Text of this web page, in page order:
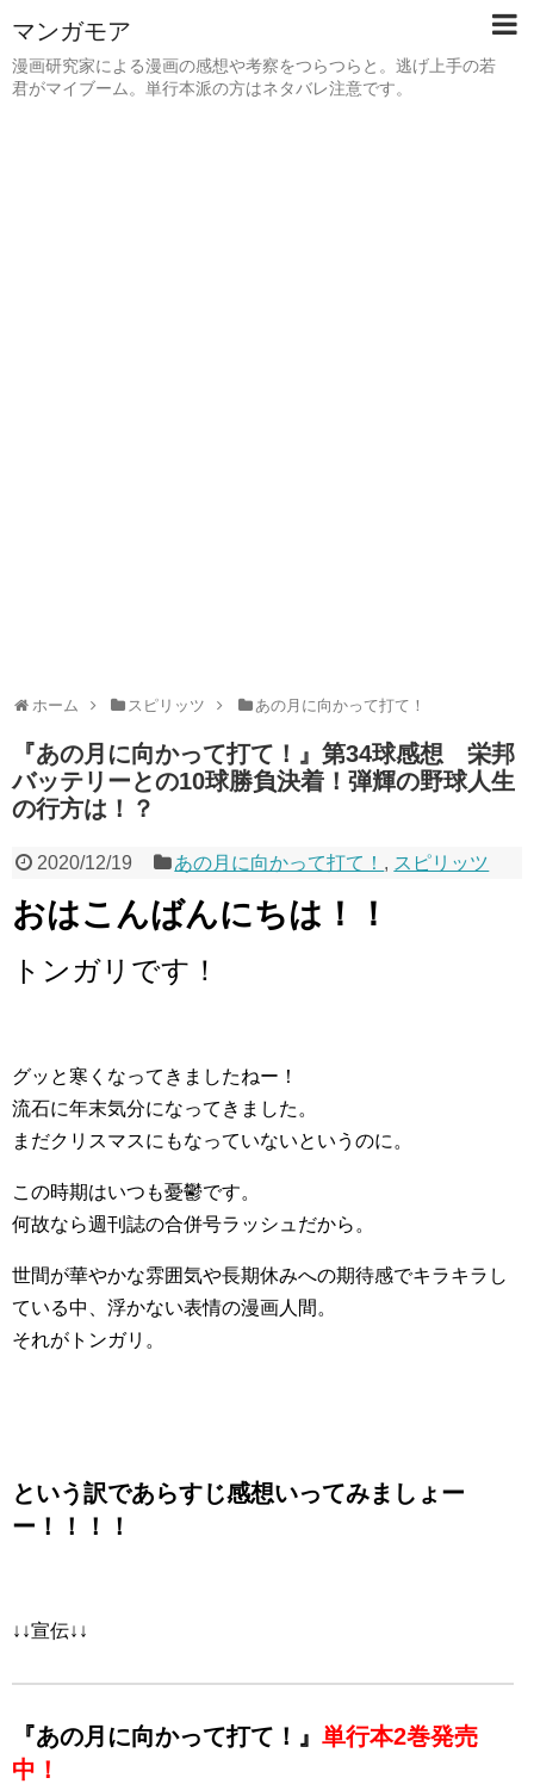
マンガモア
漫画研究家による漫画の感想や考察をつらつらと。逃げ上手の若
君がマイブーム。単行本派の方はネタバレ注意です。
ホーム スピリッツ あの月に向かって打て！
『あの月に向かって打て！』第34球感想 栄邦
バッテリーとの10球勝負決着！弾輝の野球人生
の行方は！？
2020/12/19 あの月に向かって打て！ , スピリッツ
おはこんばんにちは！！
トンガリです！
グッと寒くなってきましたねー！
流石に年末気分になってきました。
まだクリスマスにもなっていないというのに。
この時期はいつも憂鬱です。
何故なら週刊誌の合併号ラッシュだから。
世間が華やかな雰囲気や長期休みへの期待感でキラキラし
ている中、浮かない表情の漫画人間。
それがトンガリ。
という訳であらすじ感想いってみましょー
ー！！！！
↓↓宣伝↓↓
『あの月に向かって打て！』 単行本2巻発売
中！